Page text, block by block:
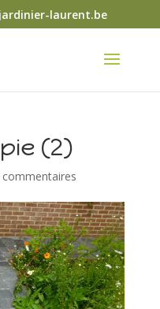
laurent.be
(2)
commentaires